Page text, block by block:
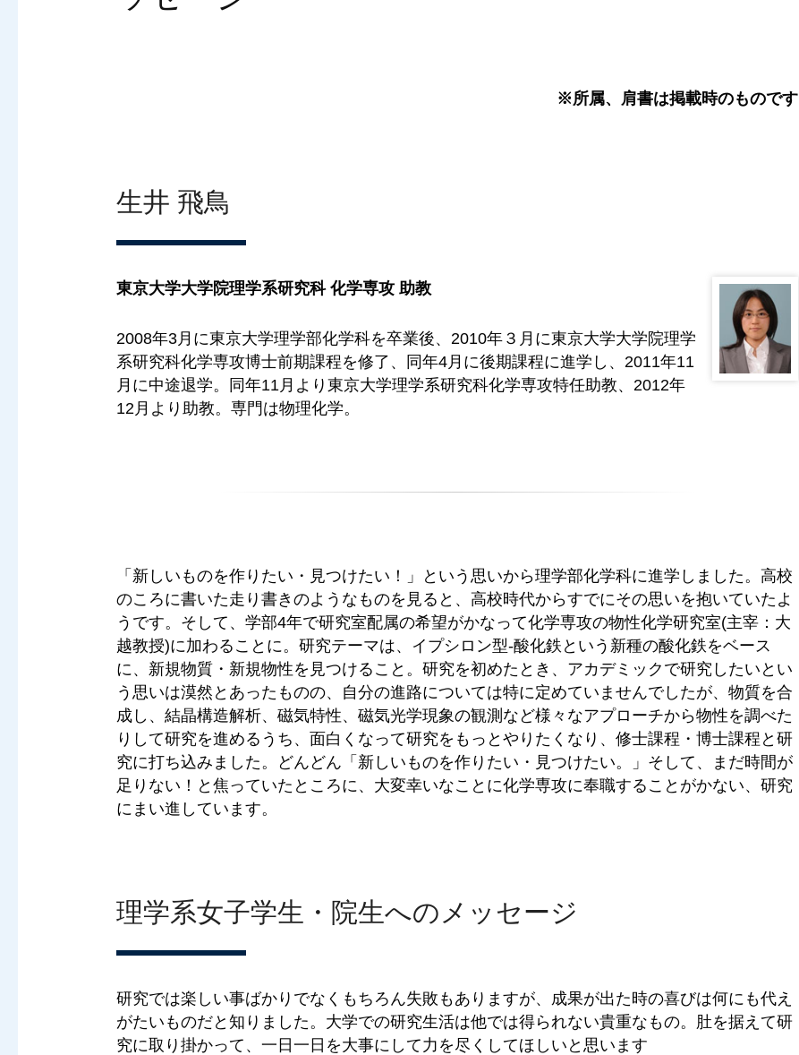
※所属、肩書は掲載時のものです
生井 飛鳥
東京大学大学院理学系研究科 化学専攻 助教
2008年3月に東京大学理学部化学科を卒業後、2010年３月に東京大学大学院理学
系研究科化学専攻博士前期課程を修了、同年4月に後期課程に進学し、2011年11
月に中途退学。同年11月より東京大学理学系研究科化学専攻特任助教、2012年
12月より助教。専門は物理化学。
「新しいものを作りたい・見つけたい！」という思いから理学部化学科に進学しました。高校
のころに書いた走り書きのようなものを見ると、高校時代からすでにその思いを抱いていたよ
うです。そして、学部4年で研究室配属の希望がかなって化学専攻の物性化学研究室(主宰：大
越教授)に加わることに。研究テーマは、イプシロン型‐酸化鉄という新種の酸化鉄をベース
に、新規物質・新規物性を見つけること。研究を初めたとき、アカデミックで研究したいとい
う思いは漠然とあったものの、自分の進路については特に定めていませんでしたが、物質を合
成し、結晶構造解析、磁気特性、磁気光学現象の観測など様々なアプローチから物性を調べた
りして研究を進めるうち、面白くなって研究をもっとやりたくなり、修士課程・博士課程と研
究に打ち込みました。どんどん「新しいものを作りたい・見つけたい。」そして、まだ時間が
足りない！と焦っていたところに、大変幸いなことに化学専攻に奉職することがかない、研究
にまい進しています。
理学系女子学生・院生へのメッセージ
研究では楽しい事ばかりでなくもちろん失敗もありますが、成果が出た時の喜びは何にも代え
がたいものだと知りました。大学での研究生活は他では得られない貴重なもの。肚を据えて研
究に取り掛かって、一日一日を大事にして力を尽くしてほしいと思います